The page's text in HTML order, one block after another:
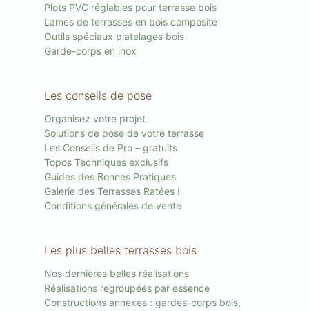
Plots PVC réglables pour terrasse bois
Lames de terrasses en bois composite
Outils spéciaux platelages bois
Garde-corps en inox
Les conseils de pose
Organisez votre projet
Solutions de pose de votre terrasse
Les Conseils de Pro – gratuits
Topos Techniques exclusifs
Guides des Bonnes Pratiques
Galerie des Terrasses Ratées !
Conditions générales de vente
Les plus belles terrasses bois
Nos dernières belles réalisations
Réalisations regroupées par essence
Constructions annexes : gardes-corps bois,